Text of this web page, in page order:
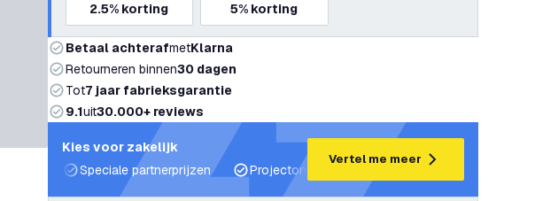
2.5% korting
5% korting
Betaal achterafmetKlarna
Retourneren binnen30 dagen
Tot7 jaar fabrieksgarantie
9.1uit30.000+ reviews
Kies voor zakelijk
Speciale partnerprijzen
Projectondersteuning en lichtplannen
Vertel me meer